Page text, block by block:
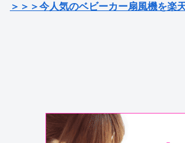
＞＞＞今人気のベビーカー扇風機を楽